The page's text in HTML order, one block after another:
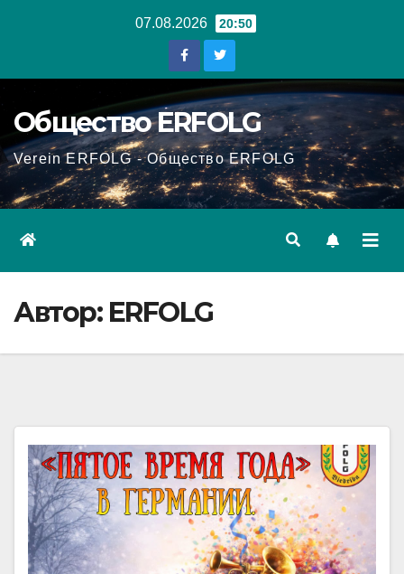
07.08.2026 20:50
Общество ERFOLG
Verein ERFOLG - Общество ERFOLG
Автор: ERFOLG